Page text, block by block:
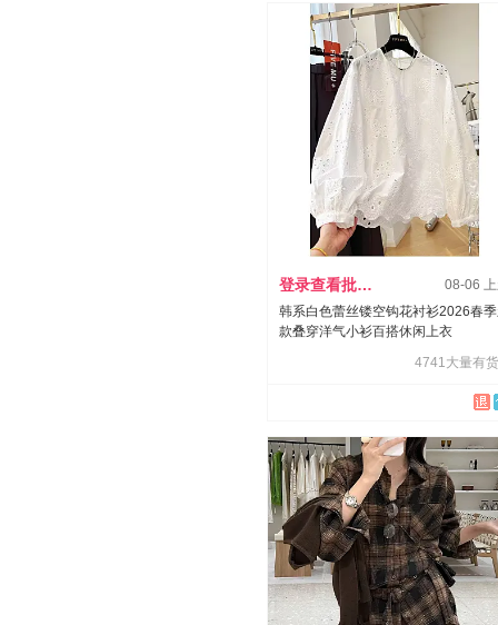
登录查看批发价
08-06
韩系白色蕾丝镂空钩花衬衫2026春
款叠穿洋气小衫百搭休闲上衣
4741大量有